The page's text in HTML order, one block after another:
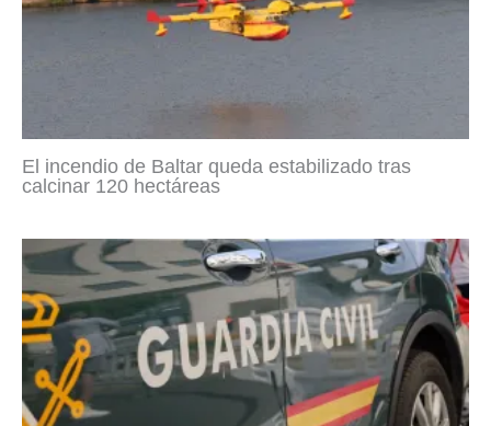
El incendio de Baltar queda estabilizado tras
calcinar 120 hectáreas